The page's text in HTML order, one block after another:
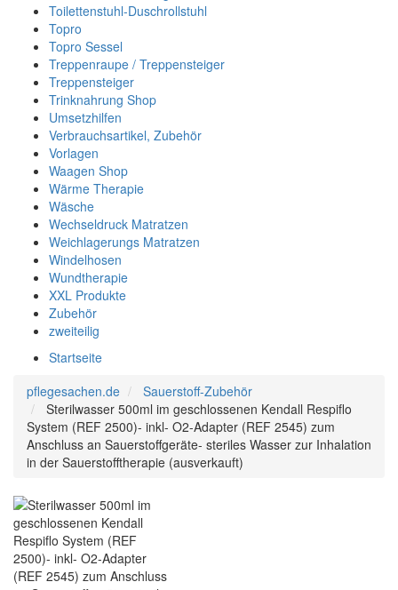
Toilettenstuhl-Duschrollstuhl
Topro
Topro Sessel
Treppenraupe / Treppensteiger
Treppensteiger
Trinknahrung Shop
Umsetzhilfen
Verbrauchsartikel, Zubehör
Vorlagen
Waagen Shop
Wärme Therapie
Wäsche
Wechseldruck Matratzen
Weichlagerungs Matratzen
Windelhosen
Wundtherapie
XXL Produkte
Zubehör
zweiteilig
Startseite
pflegesachen.de
Sauerstoff-Zubehör
Sterilwasser 500ml im geschlossenen Kendall Respiflo
System (REF 2500)- inkl- O2-Adapter (REF 2545) zum
Anschluss an Sauerstoffgeräte- steriles Wasser zur Inhalation
in der Sauerstofftherapie (ausverkauft)